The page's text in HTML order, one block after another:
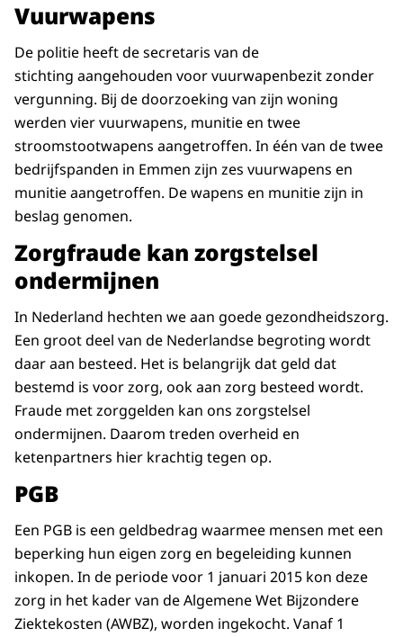
Vuurwapens
De politie heeft de secretaris van de
stichting aangehouden voor vuurwapenbezit zonder
vergunning. Bij de doorzoeking van zijn woning
werden vier vuurwapens, munitie en twee
stroomstootwapens aangetroffen. In één van de twee
bedrijfspanden in Emmen zijn zes vuurwapens en
munitie aangetroffen. De wapens en munitie zijn in
beslag genomen.
Zorgfraude kan zorgstelsel
ondermijnen
In Nederland hechten we aan goede gezondheidszorg.
Een groot deel van de Nederlandse begroting wordt
daar aan besteed. Het is belangrijk dat geld dat
bestemd is voor zorg, ook aan zorg besteed wordt.
Fraude met zorggelden kan ons zorgstelsel
ondermijnen. Daarom treden overheid en
ketenpartners hier krachtig tegen op.
PGB
Een PGB is een geldbedrag waarmee mensen met een
beperking hun eigen zorg en begeleiding kunnen
inkopen. In de periode voor 1 januari 2015 kon deze
zorg in het kader van de Algemene Wet Bijzondere
Ziektekosten (AWBZ), worden ingekocht. Vanaf 1